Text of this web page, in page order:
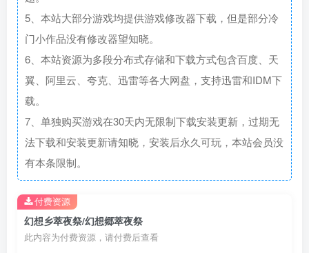
5、本站大部分游戏均提供游戏修改器下载，但是部分冷
门小作品没有修改器望知晓。
6、本站资源为多段分布式存储和下载方式包含百度、天
翼、阿里云、夸克、迅雷等各大网盘，支持迅雷和IDM下
载。
7、单独购买游戏在30天内无限制下载安装更新，过期无
法下载和安装更新请知晓，安装后永久可玩，本站会员没
有本条限制。
幻想乡萃夜祭/幻想郷萃夜祭
此内容为付费资源，请付费后查看
付费资源